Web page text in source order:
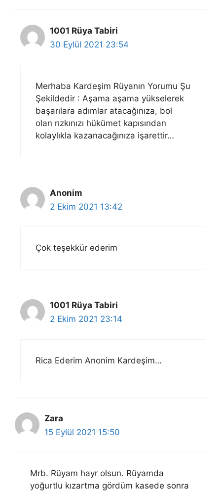
1001 Rüya Tabiri
30 Eylül 2021 23:54
Merhaba Kardeşim Rüyanın Yorumu Şu
Şekildedir : Aşama aşama yükselerek
başarılara adımlar atacağınıza, bol
olan rızkınızı hükümet kapısından
kolaylıkla kazanacağınıza işarettir…
Anonim
2 Ekim 2021 13:42
Çok teşekkür ederim
1001 Rüya Tabiri
2 Ekim 2021 23:14
Rica Ederim Anonim Kardeşim…
Zara
15 Eylül 2021 15:50
Mrb. Rüyam hayr olsun. Rüyamda
yoğurtlu kızartma gördüm kasede sonra